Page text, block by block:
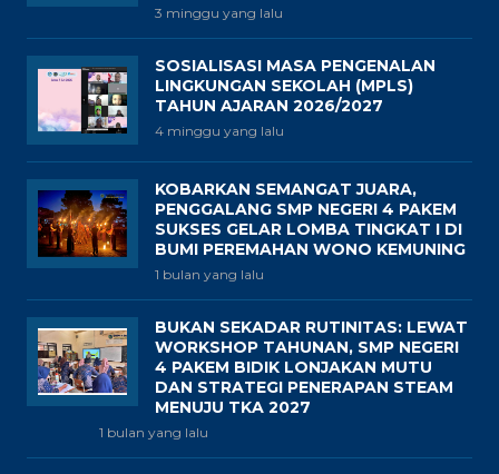
3 minggu yang lalu
SOSIALISASI MASA PENGENALAN
LINGKUNGAN SEKOLAH (MPLS)
TAHUN AJARAN 2026/2027
4 minggu yang lalu
KOBARKAN SEMANGAT JUARA,
PENGGALANG SMP NEGERI 4 PAKEM
SUKSES GELAR LOMBA TINGKAT I DI
BUMI PEREMAHAN WONO KEMUNING
1 bulan yang lalu
BUKAN SEKADAR RUTINITAS: LEWAT
WORKSHOP TAHUNAN, SMP NEGERI
4 PAKEM BIDIK LONJAKAN MUTU
DAN STRATEGI PENERAPAN STEAM
MENUJU TKA 2027
1 bulan yang lalu